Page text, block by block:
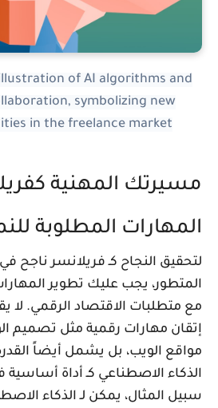
illustration of AI algorithms and
collaboration, symbolizing new
in the freelance market
المهنية
المطلوبة للنمو
النجاح كـ فريلانسر ناجح في
يجب عليك تطوير المهارات
متطلبات الاقتصاد الرقمي. لا
مهارات رقمية مثل تصميم
الويب، بل يشمل أيضاً القدرة
الاصطناعي كـ أداة أساسية
المثال، يمكن لـ الذكاء